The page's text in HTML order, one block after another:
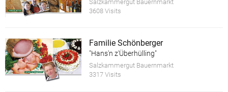
Salzkammergut Bauernmarkt
3608 Visits
Familie Schönberger
"Hans'n z'Überhülling"
Salzkammergut Bauernmarkt
3317 Visits